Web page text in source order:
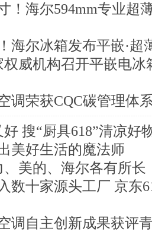
！海尔594mm专业超
海尔冰箱发布平嵌·超
威机构召开平嵌电冰
调荣获CQC碳管理体
搜“厨具618”清凉好
美好生活的魔法师
、美的、海尔各有所长
数十家源头工厂 京东
调自主创新成果获评